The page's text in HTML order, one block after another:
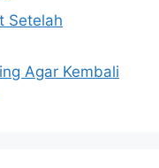
Setelah
Agar Kembali